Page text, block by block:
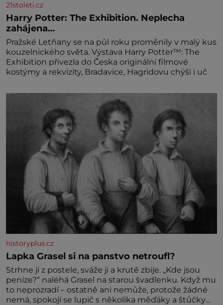
21stoleti.cz
Harry Potter: The Exhibition. Neplecha
zahájena…
Pražské Letňany se na půl roku proměnily v malý kus
kouzelnického světa. Výstava Harry Potter™: The
Exhibition přivezla do Česka originální filmové
kostýmy a rekvizity, Bradavice, Hagridovu chýši i uč
historyplus.cz
Lapka Grasel si na panstvo netroufl?
Strhne ji z postele, sváže ji a krutě zbije. „Kde jsou
peníze?“ naléhá Grasel na starou švadlenku. Když mu
to neprozradí – ostatně ani nemůže, protože žádné
nemá, spokojí se lupič s několika měďáky a štůčky